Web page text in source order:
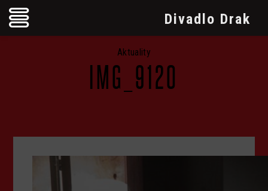
Aktuality
IMG_9120
Divadlo Drak